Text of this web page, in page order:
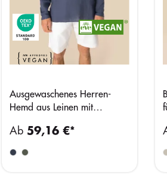
Ausgewaschenes Herren-
Hemd aus Leinen mit
Ab 59,16 €*